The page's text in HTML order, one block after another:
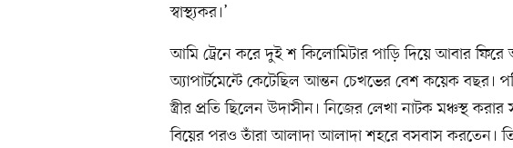
স্বাস্থ্যকর।’
আমি ট্রেনে করে দুই শ কিলোমিটার পাড়ি দিয়ে আবার
অ্যাপার্টমেন্টে কেটেছিল আন্তন চেখভের বেশ কয়েক বছর।
স্ত্রীর প্রতি ছিলেন উদাসীন। নিজের লেখা নাটক মঞ্চস্থ
বিয়ের পরও তাঁরা আলাদা আলাদা শহরে বসবাস করতেন।